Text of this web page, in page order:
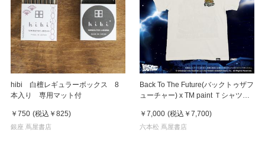
hibi 白檀レギュラーボックス 8
本入り 専用マット付
￥750 (税込 ￥825)
銀座 蔦屋書店
Back To The Future(バックトゥザフ
ューチャー) x TM paint Ｔシャツ
￥7,000 (税込 ￥7,700)
六本松 蔦屋書店